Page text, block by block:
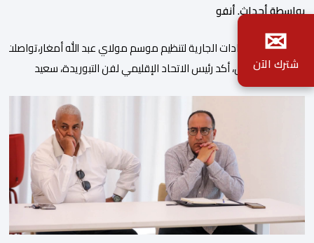
بواسطة أحداث. أنفو
في إطارالاستعدادات الجارية لتنظيم موسم مولاي عبد الله
وفي هذا السياق، أكد رئيس الاتحاد الإقليمي لفن التبوريدة، سعيد
ولم تخل هذه الدورة من مؤشرات إيجابية على مستوى تنوعالمشاركة،
وتبرز هذه الأرقام الحجم الكبير الذي باتت تعرفه تظاهرةالتبوريدة
ومن المرتقب أن تعرف فعاليات الموسم إقبالا جماهيريا
واسعا،في ظل الشغف الكبير الذي يحظى به فن التبوريدة، باعتبارهأحد
✉
شترك الآن